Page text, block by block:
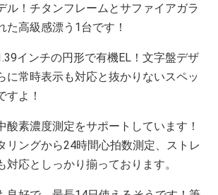
ル！チタンフレームとサファイアガラ
た高級感漂う1台です！
インチの円形で有機EL！文字盤デザ
に常時表示も対応と抜かりないスペッ
すよ！
酸素濃度測定をサポートしています！
リングから24時間心拍数測定、ストレ
対応としっかり揃っております。